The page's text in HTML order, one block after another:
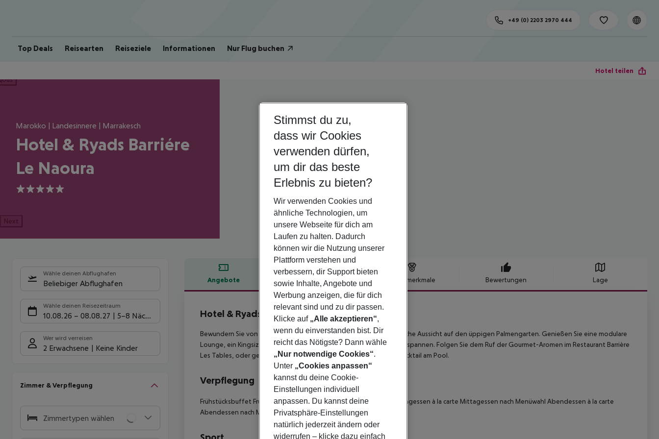
Top Deals Reisearten Reiseziele Informationen Nur Flug buchen
+49 (0) 2203 2970 444
Hotel teilen
Marokko | Landesinnere | Marrakesch
Hotel & Ryads Barriére
Le Naoura
5
Next
Wähle deinen Abflughafen
Beliebiger Abflughafen
Wähle deinen Reisezeitraum
10.08.26 – 08.08.27 5-8 Nächte
Wer wird verreisen
2 Erwachsene Keine Kinder
Zimmer & Verpflegung
Zimmertypen wählen
Angebote Hotelbeschreibung Hotelmerkmale Bewertungen Lage
Hotelbeschreibung
Hotel & Ryads Barriére Le Naoura
5
Bewundern Sie von der Terrasse des Hotels Naoura Barrière die herrliche Aussicht auf den üppigen Palmengarten. Genießen Sie eine modulare
Lounge, ein Kingsize -Bett und einen Wellnessbereich, ideal zum Entspannen. Folgen Sie dem Ruf der Gourmet-Aromen im Restaurant Barrière
Les Tables, oder geniessen Sie einen leckeren und erfrischenden Cocktail am Pool.
Verpflegung
Frühstücksbuffet Frühstück: 07:30:00 - 10:30:00 Mittagsbuffet Mittagessen à la carte Mittagessen nach Menüwahl Abendessen à la carte
Abendessen nach Menüwahl Halal meal
Stimmst du zu,
dass wir Cookies
verwenden dürfen,
um dir das beste
Erlebnis zu bieten?
Wir verwenden Cookies und
ähnliche Technologien, um
unsere Webseite für dich am
Laufen zu halten. Dadurch
können wir die Nutzung unserer
Plattform verstehen und
verbessern, dir Support bieten
sowie Inhalte, Angebote und
Werbung anzeigen, die für dich
relevant sind und zu dir passen.
Klicke auf „Alle akzeptieren“,
wenn du einverstanden bist. Dir
reicht das Nötigste? Dann wähle
„Nur notwendige Cookies“.
Unter „Cookies anpassen“
kannst du deine Cookie-
Einstellungen individuell
anpassen. Du kannst deine
Privatsphäre-Einstellungen
natürlich jederzeit ändern oder
widerrufen – klicke dazu einfach